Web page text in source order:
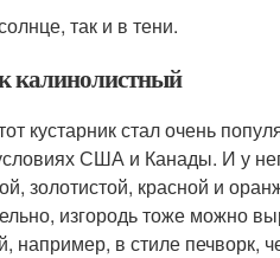
так и в тени.
калинолистный
кустарник стал очень
США и Канады. И у
золотистой, красной и
изгородь тоже можно
например, в стиле печворк,